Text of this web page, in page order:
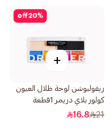
20%
off
+
ريفوليوشن لوحة ظلال العيون
كولور بلاي دريمر 1قطعة
21
16.8